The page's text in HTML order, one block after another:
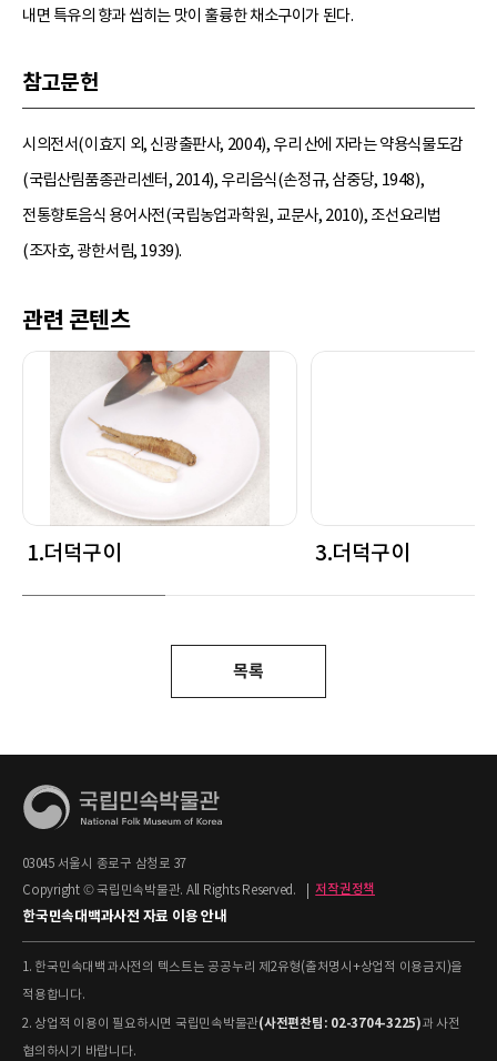
내면 특유의 향과 씹히는 맛이 훌륭한 채소구이가 된다.
참고문헌
시의전서(이효지 외, 신광출판사, 2004), 우리 산에 자라는 약용식물도감
(국립산림품종관리센터, 2014), 우리음식(손정규, 삼중당, 1948),
전통향토음식 용어사전(국립농업과학원, 교문사, 2010), 조선요리법
(조자호, 광한서림, 1939).
관련 콘텐츠
1.더덕구이 3.더덕구이
목록
03045 서울시 종로구 삼청로 37
Copyright © 국립민속박물관. All Rights Reserved.
저작권정책
한국민속대백과사전 자료 이용 안내
1. 한국민속대백과사전의 텍스트는 공공누리 제2유형(출처명시+상업적 이용금지)을
적용합니다.
2. 상업적 이용이 필요하시면 국립민속박물관(사전편찬팀: 02-3704-3225)과 사전
협의하시기 바랍니다.